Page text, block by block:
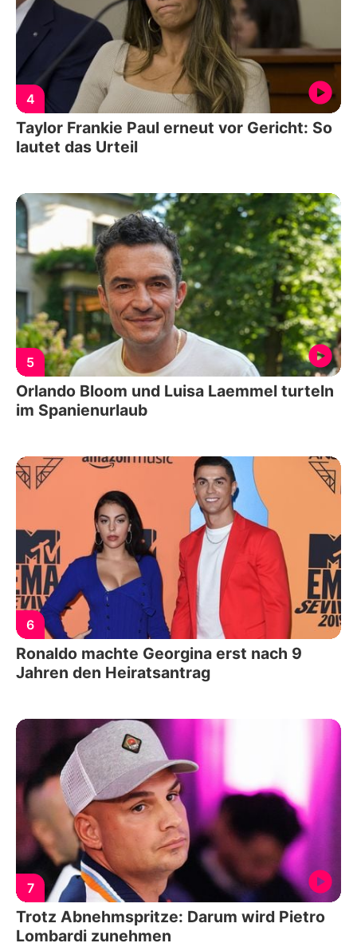
4
Taylor Frankie Paul erneut vor Gericht: So
lautet das Urteil
5
Orlando Bloom und Luisa Laemmel turteln
im Spanienurlaub
6
Ronaldo machte Georgina erst nach 9
Jahren den Heiratsantrag
7
Trotz Abnehmspritze: Darum wird Pietro
Lombardi zunehmen